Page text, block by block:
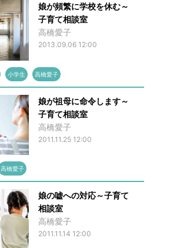
娘が頻繁に学校を休む～
子育て相談室
高橋愛子
2013.09.06 12:00
小学生 高橋愛子
娘が祖母に命令します～
子育て相談室
高橋愛子
2011.11.25 12:00
高橋愛子
娘の嘘への対応～子育て
相談室
高橋愛子
2011.11.14 12:00